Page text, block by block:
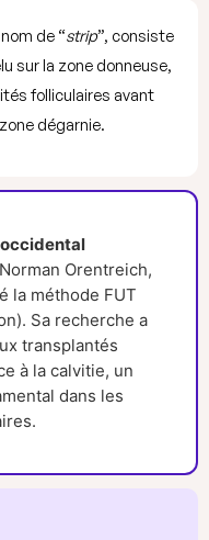
de “strip”, consiste
sur la zone donneuse,
folliculaires avant
dégarnie.
Orentreich,
la méthode FUT
Sa recherche a
transplantés
à la calvitie, un
dans les